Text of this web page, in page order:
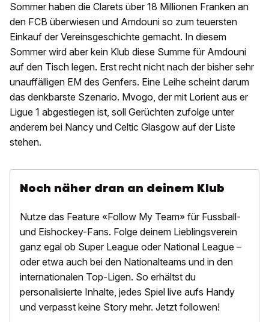
Sommer haben die Clarets über 18 Millionen Franken an
den FCB überwiesen und Amdouni so zum teuersten
Einkauf der Vereinsgeschichte gemacht. In diesem
Sommer wird aber kein Klub diese Summe für Amdouni
auf den Tisch legen. Erst recht nicht nach der bisher sehr
unauffälligen EM des Genfers. Eine Leihe scheint darum
das denkbarste Szenario. Mvogo, der mit Lorient aus er
Ligue 1 abgestiegen ist, soll Gerüchten zufolge unter
anderem bei Nancy und Celtic Glasgow auf der Liste
stehen.
Noch näher dran an deinem Klub
Nutze das Feature «Follow My Team» für Fussball-
und Eishockey-Fans. Folge deinem Lieblingsverein
ganz egal ob Super League oder National League –
oder etwa auch bei den Nationalteams und in den
internationalen Top-Ligen. So erhältst du
personalisierte Inhalte, jedes Spiel live aufs Handy
und verpasst keine Story mehr. Jetzt followen!